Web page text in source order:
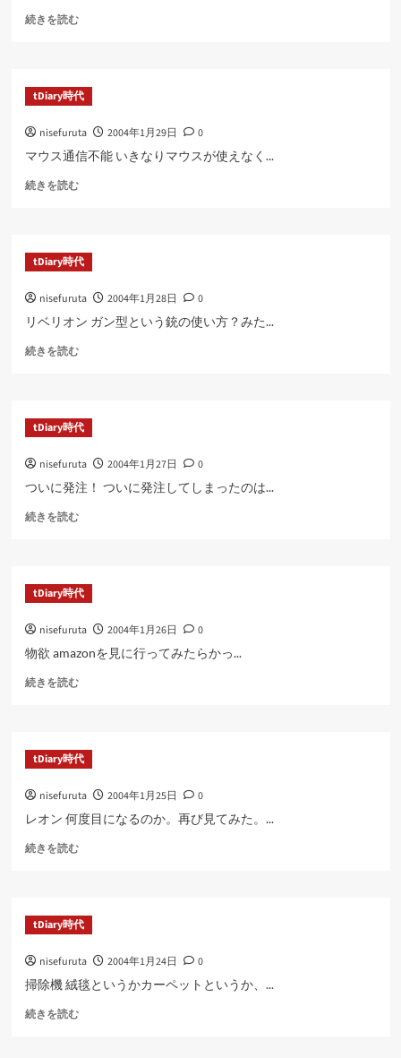
続きを読むに
さ
ら
読
む
tDiary時代
nisefuruta 2004年1月29日
0
マウス通信不能 いきなりマウスが使えなく...
続きを読むに
さ
ら
読
む
tDiary時代
nisefuruta 2004年1月28日
0
リベリオン ガン型という銃の使い方？みた...
続きを読むに
さ
ら
読
む
tDiary時代
nisefuruta 2004年1月27日
0
ついに発注！ ついに発注してしまったのは...
続きを読むに
さ
ら
読
む
tDiary時代
nisefuruta 2004年1月26日
0
物欲 amazonを見に行ってみたらかっ...
続きを読むに
さ
ら
読
む
tDiary時代
nisefuruta 2004年1月25日
0
レオン 何度目になるのか。再び見てみた。...
続きを読むに
さ
ら
読
む
tDiary時代
nisefuruta 2004年1月24日
0
掃除機 絨毯というかカーペットというか、...
続きを読むに